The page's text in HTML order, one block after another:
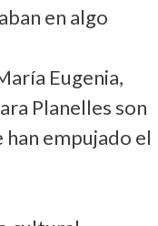
en algo
Eugenia,
Planelles son
empujado el